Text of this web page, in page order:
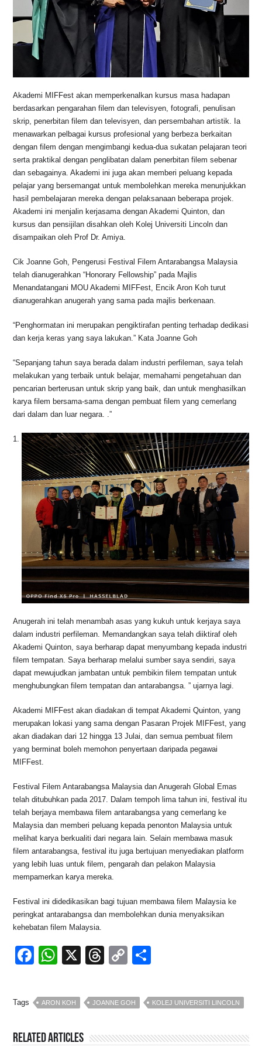
Akademi MIFFest akan memperkenalkan kursus masa hadapan
berdasarkan pengarahan filem dan televisyen, fotografi, penulisan
skrip, penerbitan filem dan televisyen, dan persembahan artistik. Ia
menawarkan pelbagai kursus profesional yang berbeza berkaitan
dengan filem dengan mengimbangi kedua-dua sukatan pelajaran teori
serta praktikal dengan penglibatan dalam penerbitan filem sebenar
dan sebagainya. Akademi ini juga akan memberi peluang kepada
pelajar yang bersemangat untuk membolehkan mereka menunjukkan
hasil pembelajaran mereka dengan pelaksanaan beberapa projek.
Akademi ini menjalin kerjasama dengan Akademi Quinton, dan
kursus dan pensijilan disahkan oleh Kolej Universiti Lincoln dan
disampaikan oleh Prof Dr. Amiya.
Cik Joanne Goh, Pengerusi Festival Filem Antarabangsa Malaysia
telah dianugerahkan “Honorary Fellowship” pada Majlis
Menandatangani MOU Akademi MIFFest, Encik Aron Koh turut
dianugerahkan anugerah yang sama pada majlis berkenaan.
“Penghormatan ini merupakan pengiktirafan penting terhadap dedikasi
dan kerja keras yang saya lakukan.” Kata Joanne Goh
“Sepanjang tahun saya berada dalam industri perfileman, saya telah
melakukan yang terbaik untuk belajar, memahami pengetahuan dan
pencarian berterusan untuk skrip yang baik, dan untuk menghasilkan
karya filem bersama-sama dengan pembuat filem yang cemerlang
dari dalam dan luar negara. .”
Anugerah ini telah menambah asas yang kukuh untuk kerjaya saya
dalam industri perfileman. Memandangkan saya telah diiktiraf oleh
Akademi Quinton, saya berharap dapat menyumbang kepada industri
filem tempatan. Saya berharap melalui sumber saya sendiri, saya
dapat mewujudkan jambatan untuk pembikin filem tempatan untuk
menghubungkan filem tempatan dan antarabangsa. ” ujarnya lagi.
Akademi MIFFest akan diadakan di tempat Akademi Quinton, yang
merupakan lokasi yang sama dengan Pasaran Projek MIFFest, yang
akan diadakan dari 12 hingga 13 Julai, dan semua pembuat filem
yang berminat boleh memohon penyertaan daripada pegawai
MIFFest.
Festival Filem Antarabangsa Malaysia dan Anugerah Global Emas
telah ditubuhkan pada 2017. Dalam tempoh lima tahun ini, festival itu
telah berjaya membawa filem antarabangsa yang cemerlang ke
Malaysia dan memberi peluang kepada penonton Malaysia untuk
melihat karya berkualiti dari negara lain. Selain membawa masuk
filem antarabangsa, festival itu juga bertujuan menyediakan platform
yang lebih luas untuk filem, pengarah dan pelakon Malaysia
mempamerkan karya mereka.
Festival ini didedikasikan bagi tujuan membawa filem Malaysia ke
peringkat antarabangsa dan membolehkan dunia menyaksikan
kehebatan filem Malaysia.
F
c
e
b
W
at
s
A
X
T
e
a
d
C
p
y
Li
ar
e
Tags ARON KOH JOANNE GOH KOLEJ UNIVERSITI LINCOLN
Related Articles